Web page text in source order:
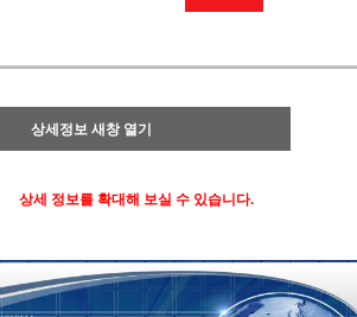
상세정보 새창 열기
상세 정보를 확대해 보실 수 있습니다.